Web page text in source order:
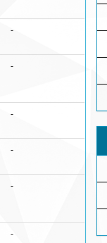
-
-
-
-
-
-